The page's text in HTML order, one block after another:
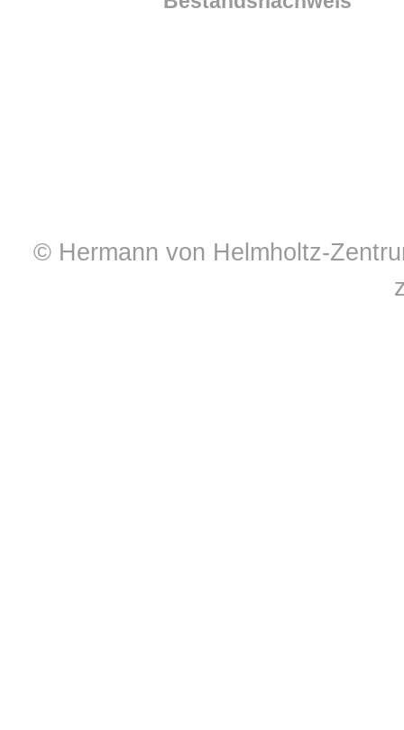
© Hermann von Helmholtz-